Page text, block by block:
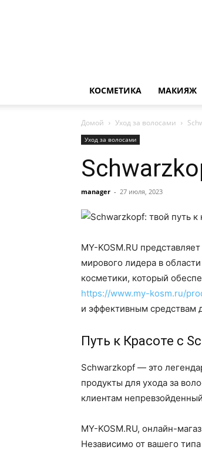
КОСМЕТИКА МАКИЯЖ
Домой Уход за волосами
Уход за волосами
manager - 27 июля, 2023
MY-KOSM.RU
мирового лидера в
косметики, который
https://www.my-kosm.ru/
и эффективным средствам
Путь к Красоте с
Schwarzkopf — это
продукты для ухода за
клиентам
MY-KOSM.RU, онлайн-
Независимо от вашего